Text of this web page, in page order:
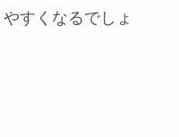
すくなるでしょ